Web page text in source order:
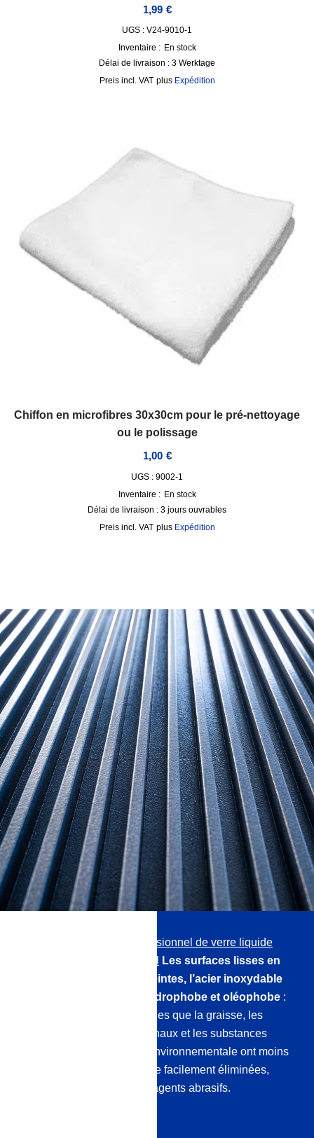
1,99 €
UGS : V24-9010-1
Inventaire : En stock
Délai de livraison : 3 Werktage
incl. VAT plus Expédition
Chiffon en microfibres 30x30cm pour le pré-nettoyage
ou le polissage
1,00 €
UGS : 9002-1
Inventaire : En stock
Délai de livraison : 3 jours ouvrables
incl. VAT plus Expédition
Scellage professionnel de verre liquide
Les surfaces lisses en
plastique, les surfaces peintes, l’acier inoxydable
et le métal ont un effet hydrophobe et oléophobe :
Les particules de saleté telles que la graisse, les
substances huileuses, la chaux et les substances
provenant de la pollution environnementale ont moins
d’adhérence et peuvent être facilement éliminées,
c’est-à-dire sans utiliser d’agents abrasifs.